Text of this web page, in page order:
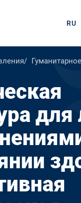
RU
Гуманитарное
для